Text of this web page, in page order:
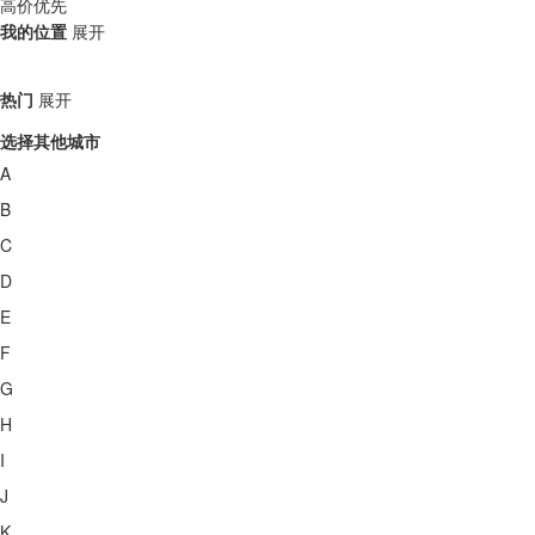
我的位置 展开
热门 展开
选择其他城市
A
B
C
D
E
F
G
H
I
J